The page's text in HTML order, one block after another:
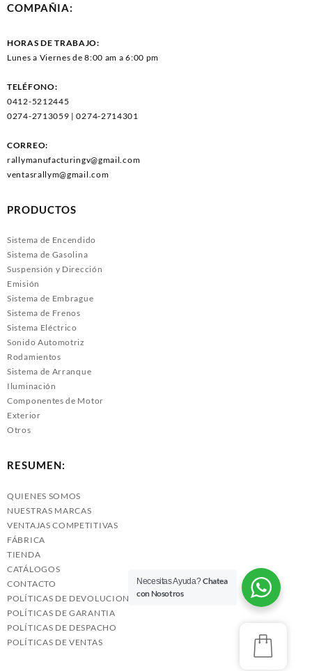
COMPAÑIA:
HORAS DE TRABAJO:
Lunes a Viernes de 8:00 am a 6:00 pm
TELÉFONO:
0412-5212445
0274-2713059 | 0274-2714301
CORREO:
rallymanufacturingv@gmail.com
ventasrallym@gmail.com
PRODUCTOS
Sistema de Encendido
Sistema de Gasolina
Suspensión y Dirección
Emisión
Sistema de Embrague
Sistema de Frenos
Sistema Eléctrico
Sonido Automotriz
Rodamientos
Sistema de Arranque
Iluminación
Componentes de Motor
Exterior
Otros
RESUMEN:
QUIENES SOMOS
NUESTRAS MARCAS
VENTAJAS COMPETITIVAS
FÁBRICA
TIENDA
CATÁLOGOS
CONTACTO
POLÍTICAS DE DEVOLUCIONES
POLÍTICAS DE GARANTIA
POLÍTICAS DE DESPACHO
POLÍTICAS DE VENTAS
Necesitas Ayuda?Chatea
con Nosotros